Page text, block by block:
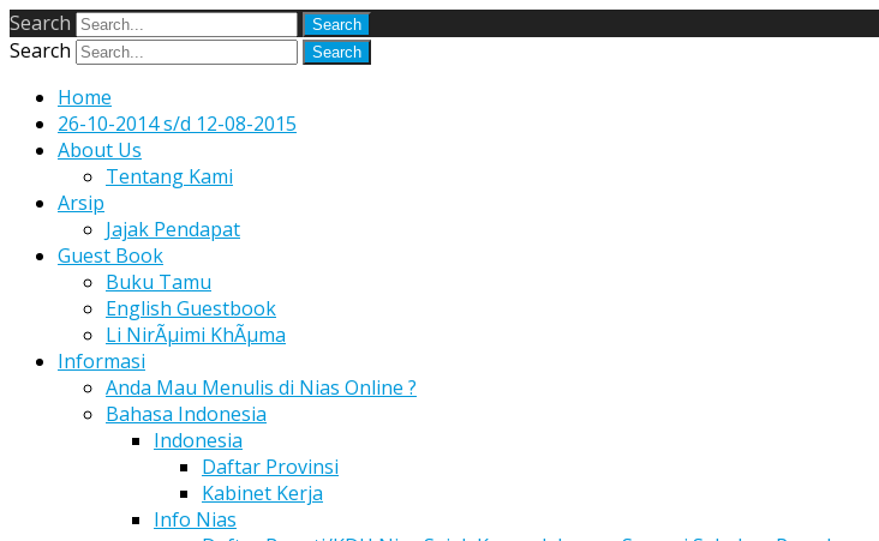
Search
Search
Home
26-10-2014 s/d 12-08-2015
About Us
Tentang Kami
Arsip
Jajak Pendapat
Guest Book
Buku Tamu
English Guestbook
Li NirÃµimi KhÃµma
Informasi
Anda Mau Menulis di Nias Online ?
Bahasa Indonesia
Indonesia
Daftar Provinsi
Kabinet Kerja
Info Nias